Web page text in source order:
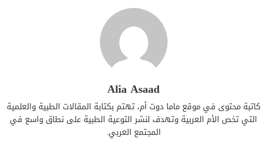
Alia Asaad
كاتبة محتوى في موقع ماما دوت أم، تهتم بكتابة المقالات الطبية والعلمية
التي تخص الأم العربية وتهدف لنشر التوعية الطبية على نطاق واسع في
المجتمع العربي.